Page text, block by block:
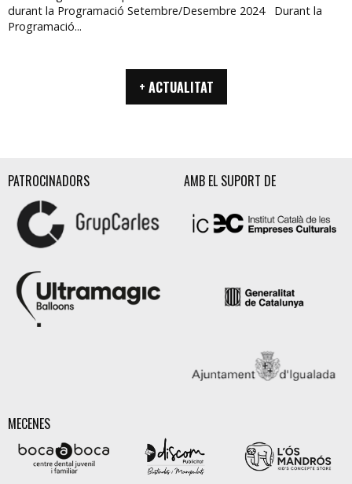
durant la Programació Setembre/Desembre 2024 Durant la
Programació...
+ ACTUALITAT
PATROCINADORS AMB EL SUPORT DE
MECENES